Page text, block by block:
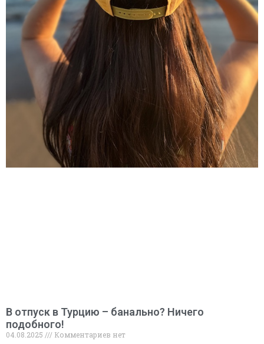
В отпуск в Турцию – банально? Ничего
подобного!
04.08.2025
Комментариев нет